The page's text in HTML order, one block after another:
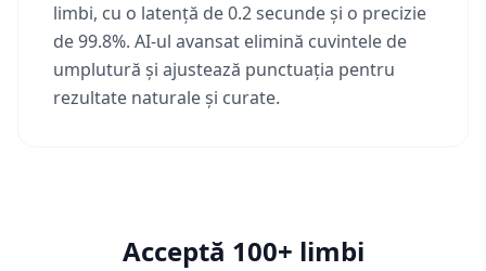
limbi, cu o latență de 0.2 secunde și o precizie
de 99.8%. AI-ul avansat elimină cuvintele de
umplutură și ajustează punctuația pentru
rezultate naturale și curate.
Acceptă 100+ limbi